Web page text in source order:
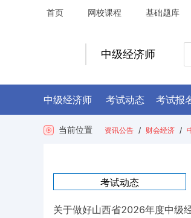
首页 网校课程 基础题库
中级经济师
中级经济师 考试动态 考试报
当前位置 资讯公告 / 财会经济 /
考试动态
关于做好山西省2026年度中级